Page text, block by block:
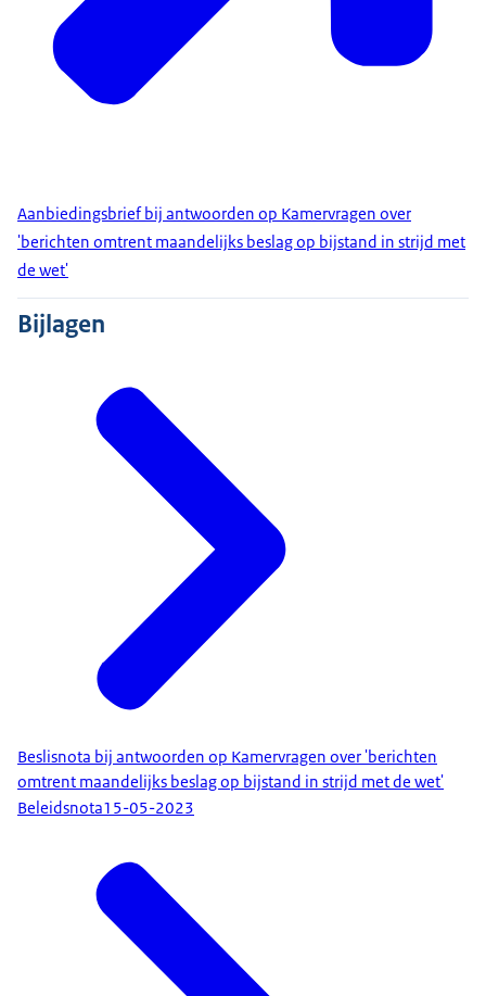
Aanbiedingsbrief bij antwoorden op Kamervragen over
'berichten omtrent maandelijks beslag op bijstand in strijd met
de wet'
Bijlagen
Beslisnota bij antwoorden op Kamervragen over 'berichten
omtrent maandelijks beslag op bijstand in strijd met de wet'
Beleidsnota15-05-2023